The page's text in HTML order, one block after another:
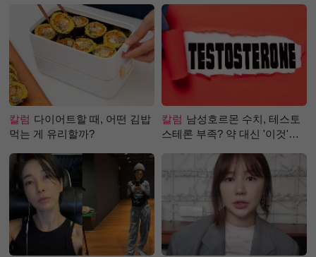
칼럼 다이어트할 때, 어떤 김밥
먹는 게 유리할까?
칼럼 남성호르몬 수치, 테스토
스테론 부족? 약 대신 '이것'으